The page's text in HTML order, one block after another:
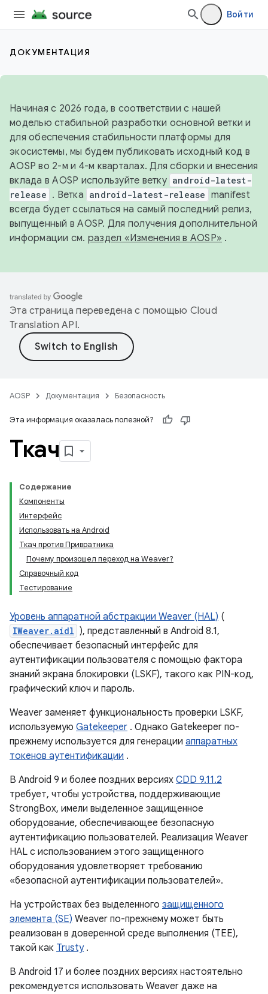
Войти
ДОКУМЕНТАЦИЯ
Начиная с 2026 года, в соответствии с нашей
моделью стабильной разработки основной ветки и
для обеспечения стабильности платформы для
экосистемы, мы будем публиковать исходный код в
AOSP во 2-м и 4-м кварталах. Для сборки и внесения
вклада в AOSP используйте ветку android-latest-
release . Ветка android-latest-release manifest
всегда будет ссылаться на самый последний релиз,
выпущенный в AOSP. Для получения дополнительной
информации см. раздел «Изменения в AOSP» .
Эта страница переведена с помощью Cloud
Translation API.
AOSP Документация Безопасность
Эта информация оказалась полезной?
Ткач
Содержание
Компоненты
Интерфейс
Использовать на Android
Ткач против Привратника
Почему произошел переход на Weaver?
Справочный код
Тестирование
Уровень аппаратной абстракции Weaver (HAL) (
IWeaver.aidl ), представленный в Android 8.1,
обеспечивает безопасный интерфейс для
аутентификации пользователя с помощью фактора
знаний экрана блокировки (LSKF), такого как PIN-код,
графический ключ и пароль.
Weaver заменяет функциональность проверки LSKF,
используемую Gatekeeper . Однако Gatekeeper по-
прежнему используется для генерации аппаратных
токенов аутентификации .
В Android 9 и более поздних версиях CDD 9.11.2
требует, чтобы устройства, поддерживающие
StrongBox, имели выделенное защищенное
оборудование, обеспечивающее безопасную
аутентификацию пользователей. Реализация Weaver
HAL с использованием этого защищенного
оборудования удовлетворяет требованию
«безопасной аутентификации пользователей».
На устройствах без выделенного защищенного
элемента (SE) Weaver по-прежнему может быть
реализован в доверенной среде выполнения (TEE),
такой как Trusty.
В Android 17 и более поздних версиях настоятельно
рекомендуется использовать Weaver даже на